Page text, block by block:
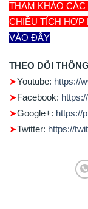
THAM KHẢO
CHIỀU TÍCH
VÀO ĐÂY
THEO DÕI
➤Youtube: https://
➤Facebook:
➤Google+: https://
➤Twitter: https://